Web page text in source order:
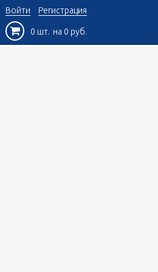
Войти Регистрация
0 шт. на 0 руб.